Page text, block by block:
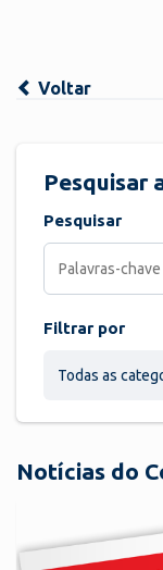
Voltar
Pesquisar
Pesquisar
Filtrar por
Todas as
Notícias do